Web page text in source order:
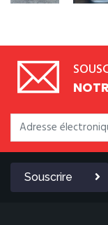
Souscrire